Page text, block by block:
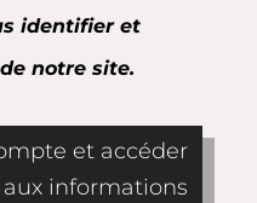
identifier et
notre site.
et accéder
aux informations